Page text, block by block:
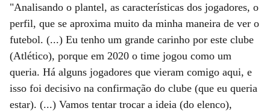
"Analisando o plantel, as características dos jogadores, o
perfil, que se aproxima muito da minha maneira de ver o
futebol. (...) Eu tenho um grande carinho por este clube
(Atlético), porque em 2020 o time jogou como um
queria. Há alguns jogadores que vieram comigo aqui, e
isso foi decisivo na confirmação do clube (que eu queria
estar). (...) Vamos tentar trocar a ideia (do elenco),